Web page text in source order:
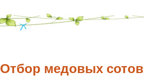
Отбор медовых сотов